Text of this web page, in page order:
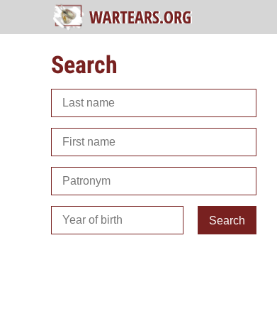
Search
Search